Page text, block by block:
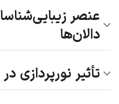
عنصر
دالان‌ها
تأثیر نورپردازی